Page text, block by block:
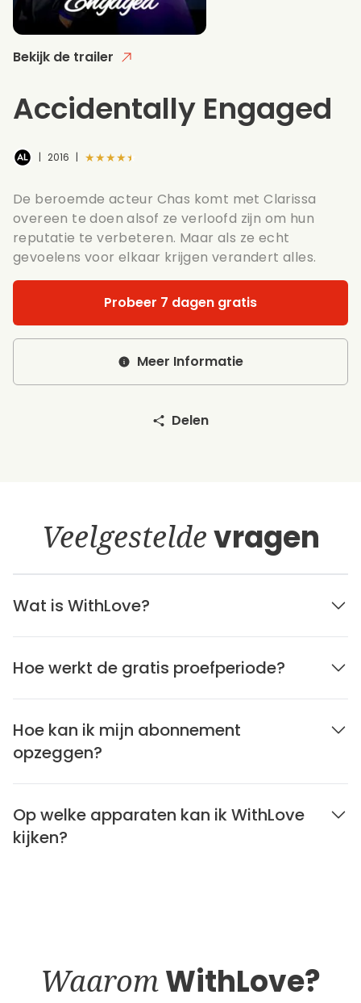
Bekijk de trailer
Accidentally Engaged
| 2016 | ★★★★★
De beroemde acteur Chas komt met Clarissa
overeen te doen alsof ze verloofd zijn om hun
reputatie te verbeteren. Maar als ze echt
gevoelens voor elkaar krijgen verandert alles.
Probeer 7 dagen gratis
Meer Informatie
Delen
Veelgesteldevragen
Wat is WithLove?
Hoe werkt de gratis proefperiode?
Hoe kan ik mijn abonnement
opzeggen?
Op welke apparaten kan ik WithLove
kijken?
WaaromWithLove?